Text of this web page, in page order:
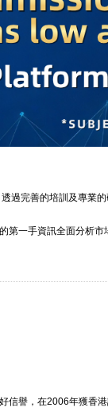
過完善的培訓及專業
一手資訊全面分析
譽，在2006年獲香